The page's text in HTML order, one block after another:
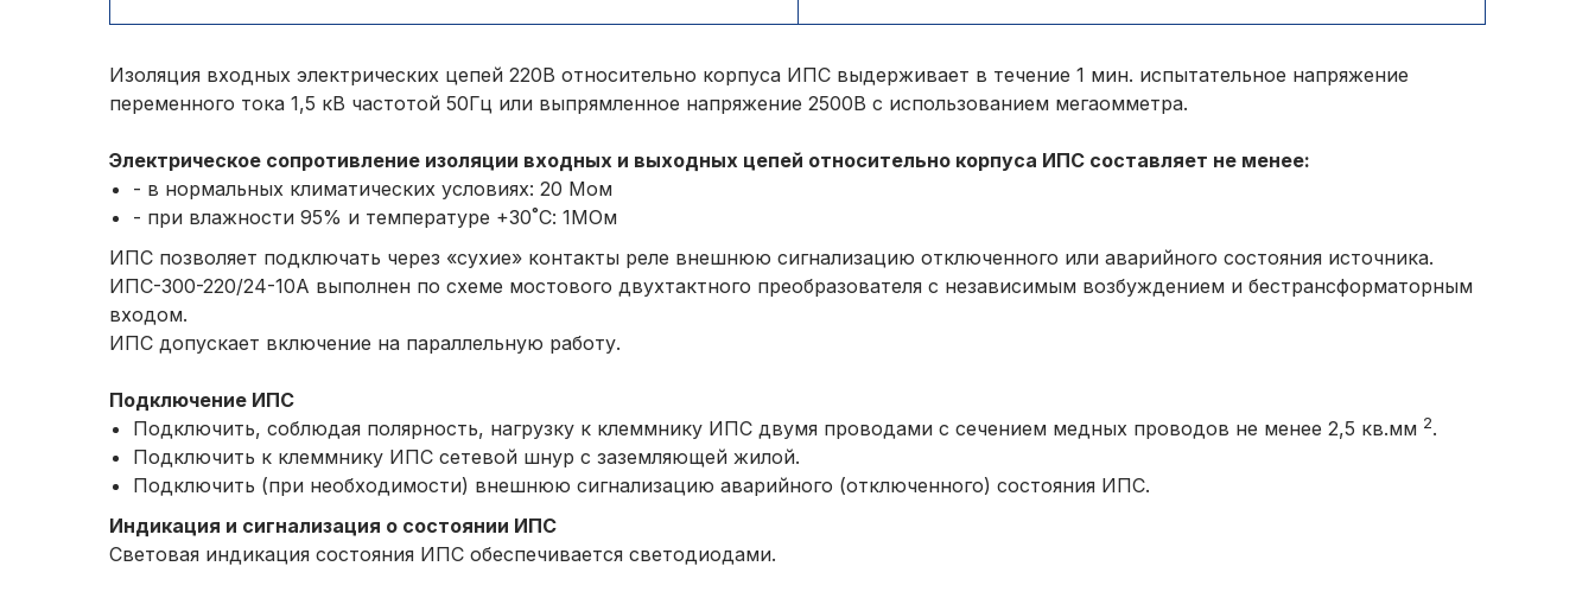
Изоляция входных электрических цепей 220В относительно корпуса ИПС выдерживает в течение 1 мин. испытательное напряжение
переменного тока 1,5 кВ частотой 50Гц или выпрямленное напряжение 2500В с использованием мегаомметра.
Электрическое сопротивление изоляции входных и выходных цепей относительно корпуса ИПС составляет не менее:
- в нормальных климатических условиях: 20 Мом
- при влажности 95% и температуре +30˚С: 1МОм
ИПС позволяет подключать через «сухие» контакты реле внешнюю сигнализацию отключенного или аварийного состояния источника.
ИПС-300-220/24-10А выполнен по схеме мостового двухтактного преобразователя с независимым возбуждением и бестрансформаторным
входом.
ИПС допускает включение на параллельную работу.
Подключение ИПС
Подключить, соблюдая полярность, нагрузку к клеммнику ИПС двумя проводами с сечением медных проводов не менее 2,5 кв.мм 2.
Подключить к клеммнику ИПС сетевой шнур с заземляющей жилой.
Подключить (при необходимости) внешнюю сигнализацию аварийного (отключенного) состояния ИПС.
Индикация и сигнализация о состоянии ИПС
Световая индикация состояния ИПС обеспечивается светодиодами.